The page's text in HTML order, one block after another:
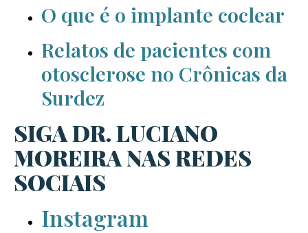
O que é o implante coclear
Relatos de pacientes com
otosclerose no Crônicas da
Surdez
SIGA DR. LUCIANO
MOREIRA NAS REDES
SOCIAIS
Instagram